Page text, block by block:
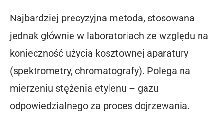
Najbardziej precyzyjna metoda, stosowana
jednak głównie w laboratoriach ze względu na
konieczność użycia kosztownej aparatury
(spektrometry, chromatografy). Polega na
mierzeniu stężenia etylenu – gazu
odpowiedzialnego za proces dojrzewania.